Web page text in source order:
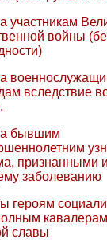
участникам
войны
вследствие
бывшим
признанными
заболеванию
героям
славы